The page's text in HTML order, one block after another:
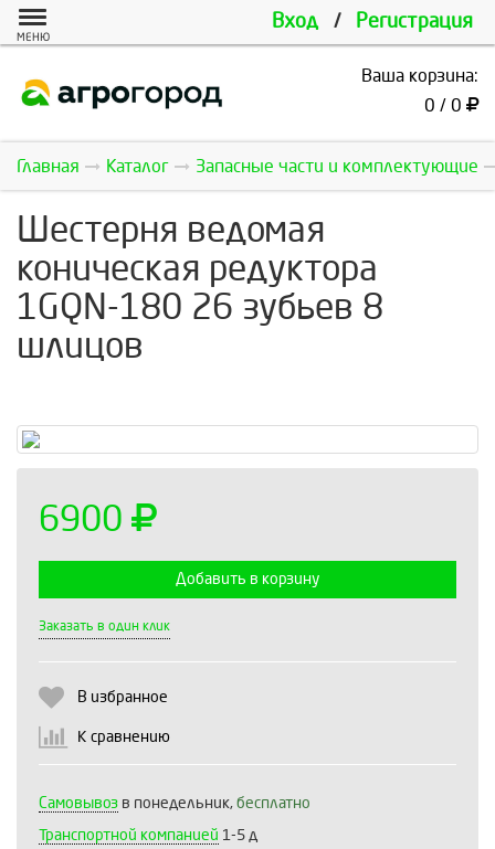
Вход / Регистрация
МЕНЮ
Ваша корзина:
0 / 0
Главная Каталог Запасные части и комплектующие
Шестерня ведомая
коническая редуктора
1GQN-180 26 зубьев 8
шлицов
6900
Добавить в корзину
Заказать в один клик
В избранное
К сравнению
Самовывоз в понедельник, бесплатно
Транспортной компанией 1-5 д